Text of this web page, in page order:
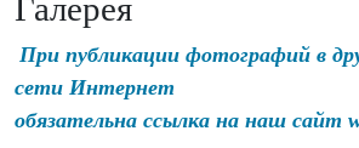
Галерея
При публикации фотографий в
сети Интернет
обязательна ссылка на наш сайт